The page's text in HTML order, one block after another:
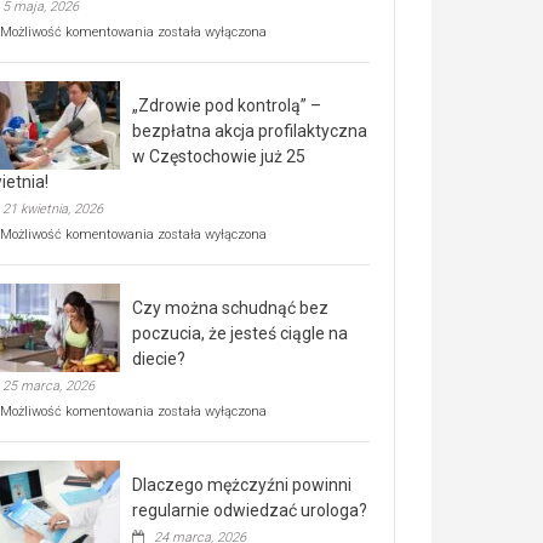
5 maja, 2026
Możliwość komentowania Rusza
rehabilitacji
dla
seniorów!
została wyłączona
„Zdrowie pod kontrolą” –
bezpłatna akcja profilaktyczna
w Częstochowie już 25
21 kwietnia, 2026
Możliwość komentowania „Zdrowie
bezpłatna
akcja
profilaktyczna
w
już
kwietnia!
została wyłączona
Czy można schudnąć bez
poczucia, że jesteś ciągle na
diecie?
25 marca, 2026
Możliwość komentowania Czy
poczucia,
że
została wyłączona
Dlaczego mężczyźni powinni
regularnie odwiedzać urologa?
24 marca, 2026